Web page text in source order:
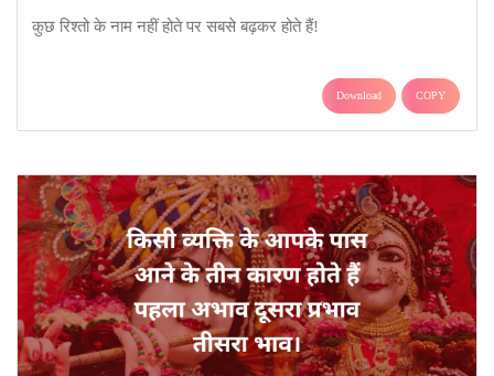
कुछ रिश्तो के नाम नहीं होते पर सबसे बढ़कर होते हैं!
Download COPY